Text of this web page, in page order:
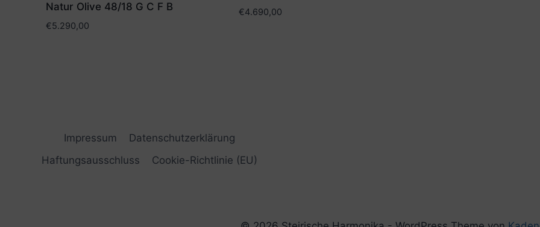
Natur Olive 48/18 G C F B
€5.290,00
€4.690,00
Impressum
Datenschutzerklärung
Haftungsausschluss
Cookie-Richtlinie (EU)